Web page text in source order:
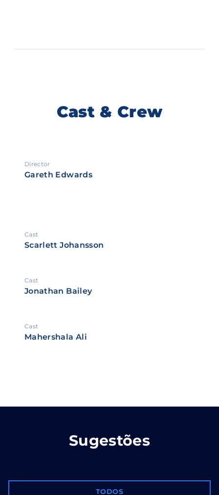
Cast & Crew
Director
Gareth Edwards
Cast
Scarlett Johansson
Cast
Jonathan Bailey
Cast
Mahershala Ali
Sugestões
TODOS